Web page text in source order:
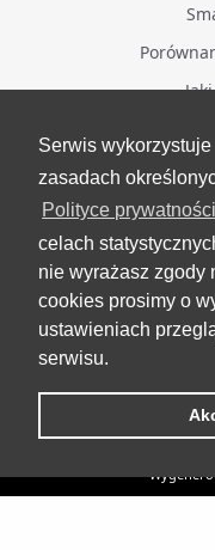
Serwis wykorzystuje
zasadach
Polityce prywatności
celach
nie wyrażasz zgody
cookies prosimy o
ustawieniach
serwisu.
Grupa
VideoTesty.pl